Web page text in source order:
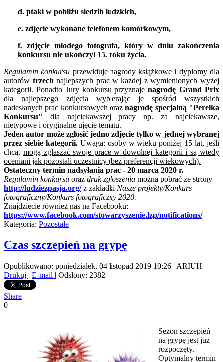
d. ptaki w pobliżu siedzib ludzkich,
e. zdjęcie wykonane telefonem komórkowym,
f. zdjęcie młodego fotografa, który w dniu zakończenia
konkursu nie ukończył 15. roku życia.
Regulamin konkursu przewiduje nagrody książkowe i dyplomy dla
autorów trzech najlepszych prac w każdej z wymienionych wyżej
kategorii. Ponadto Jury konkursuprzyznajenagrodę Grand Prix
dla najlepszego zdjęcia wybierając je spośród wszystkich
nadesłanych prac konkursowych oraznagrodę specjalną "Perełka
Konkursu"
dla najciekawszej pracy np. za najciekawsze,
nietypowe i oryginalne ujęcie tematu.
Jeden autor może zgłosić jedno zdjęcie tylko w jednej wybranej
przez siebie kategorii.Uwaga: osoby w wieku poniżej 15 lat, jeśli
chcą, mogą zgłaszać swoje prace w dowolnej kategorii i są wtedy
oceniani jak pozostali uczestnicy (bez preferencji wiekowych).
Ostateczny termin nadsyłania prac - 20 marca 2020 r.
Regulamin konkursu oraz druk zgłoszenia można pobrać ze strony
http://ludziezpasja.org/ z zakładki Nasze projekty/Konkurs
fotograficzny/Konkurs fotograficzny 2020.
Znajdziecie również nas na Facebooku:
https://www.facebook.com/stowarzyszenie.lzp/notifications/
Kategoria: Pozostałe
Czas szczepień na grypę
Opublikowano: poniedziałek, 04 listopad 2019 10:26 | ARIUH |
Drukuj | E-mail | Odsłony: 2382
Share
0
Sezon szczepień
na grypę jest już
rozpoczęty.
Optymalny termin